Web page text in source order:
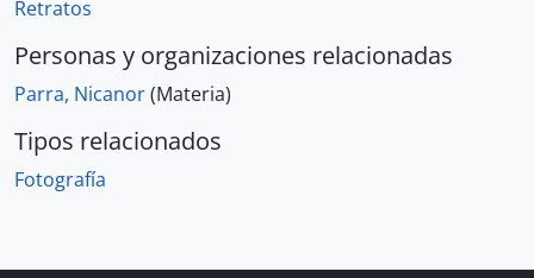
Retratos
Personas y organizaciones relacionadas
Parra, Nicanor(Materia)
Tipos relacionados
Fotografía